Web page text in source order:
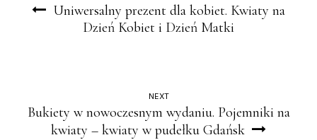
Uniwersalny prezent dla kobiet. Kwiaty na
Dzień Kobiet i Dzień Matki
NEXT
Bukiety w nowoczesnym wydaniu. Pojemniki na
kwiaty – kwiaty w pudełku Gdańsk